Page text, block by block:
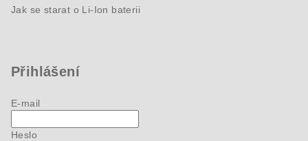
Jak se starat o Li-Ion baterii
Přihlášení
E-mail
Heslo